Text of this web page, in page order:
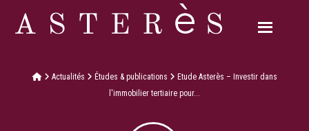
Actualités Études & publications
Etude Asterès – Investir dans
l'immobilier tertiaire pour...